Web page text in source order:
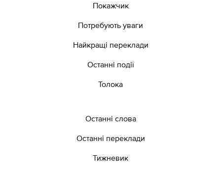
Покажчик
Потребують уваги
Найкращі переклади
Останні події
Толока
Останні слова
Останні переклади
Тижневик